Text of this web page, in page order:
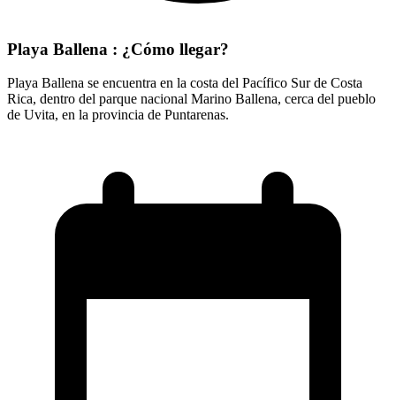
Playa Ballena : ¿Cómo llegar?
Playa Ballena se encuentra en la costa del Pacífico Sur de Costa
Rica, dentro del parque nacional Marino Ballena, cerca del pueblo
de Uvita, en la provincia de Puntarenas.